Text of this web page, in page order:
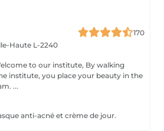
170
Haute L-2240
institute, you place your beauty in the
expert hands of our team. ...
anti-acné et crème de jour.